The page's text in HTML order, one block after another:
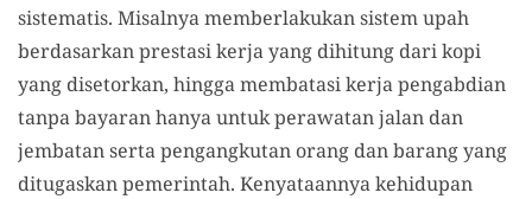
sistematis. Misalnya memberlakukan sistem upah
berdasarkan prestasi kerja yang dihitung dari kopi
yang disetorkan, hingga membatasi kerja pengabdian
tanpa bayaran hanya untuk perawatan jalan dan
jembatan serta pengangkutan orang dan barang yang
ditugaskan pemerintah. Kenyataannya kehidupan